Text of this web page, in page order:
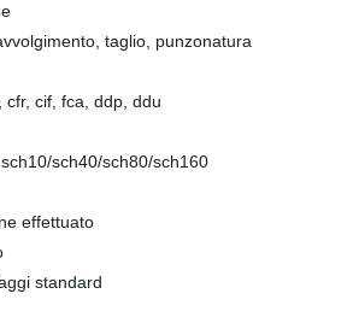
taglio, punzonatura
cif, fca, ddp, ddu
sch40/sch80/sch160
effettuato
standard